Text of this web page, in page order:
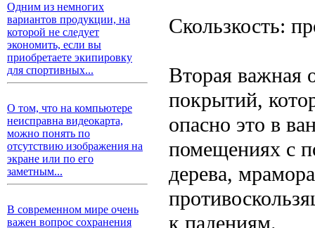
Одним из немногих
вариантов продукции, на
которой не следует
экономить, если вы
приобретаете экипировку
для спортивных...
О том, что на компьютере
неисправна видеокарта,
можно понять по
отсутствию изображения на
экране или по его
заметным...
В современном мире очень
важен вопрос сохранения
Скользкость:
Вторая важная
покрытий,
опасно это в
помещениях с
дерева,
к падениям.